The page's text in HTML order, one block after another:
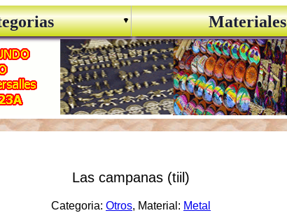
Materiales
Las campanas (tiil)
Categoria: Otros, Material: Metal